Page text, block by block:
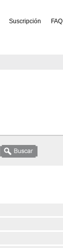
Suscripción FAQ